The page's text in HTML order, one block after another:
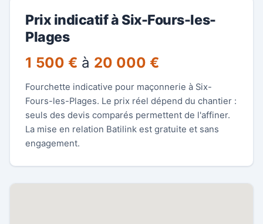
Prix indicatif à Six-Fours-les-
Plages
1 500 € à 20 000 €
Fourchette indicative pour maçonnerie à Six-
Fours-les-Plages. Le prix réel dépend du chantier :
seuls des devis comparés permettent de l'affiner.
La mise en relation Batilink est gratuite et sans
engagement.